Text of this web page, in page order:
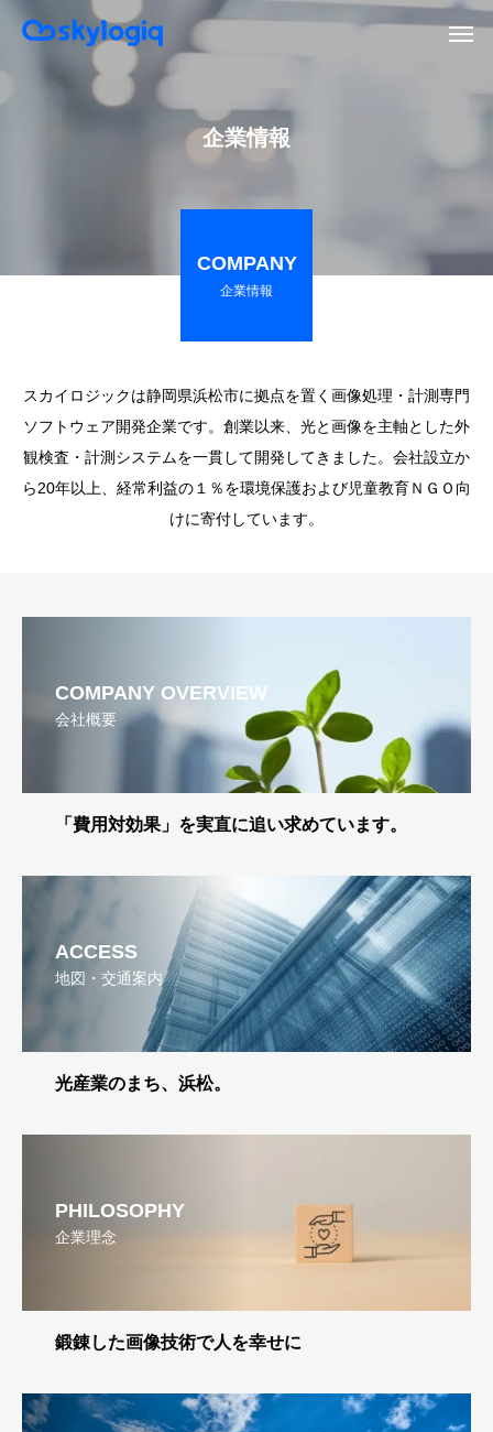
企業情報
COMPANY
企業情報
スカイロジックは静岡県浜松市に拠点を置く画像処理・計測専門
ソフトウェア開発企業です。創業以来、光と画像を主軸とした外
観検査・計測システムを一貫して開発してきました。会社設立か
ら20年以上、経常利益の１％を環境保護および児童教育ＮＧＯ向
けに寄付しています。
COMPANY OVERVIEW
会社概要
「費用対効果」を実直に追い求めています。
ACCESS
地図・交通案内
光産業のまち、浜松。
PHILOSOPHY
企業理念
鍛錬した画像技術で人を幸せに